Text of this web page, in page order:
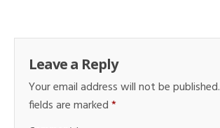
Leave a Reply
Your email address will not be published.
fields are marked*